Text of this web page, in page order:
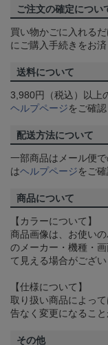
ご注文の確定につい
買い物かごに入れる
にご購入手続きをお済
送料について
3,980円（税込）以上
ヘルプページをご確認
配送方法について
一部商品はメール便
はヘルプページをご確
商品について
【カラーについて】
商品画像は、お使い
のメーカー・機種・
て見える場合がござ
【仕様について】
取り扱い商品によっ
告なく変更になること
その他